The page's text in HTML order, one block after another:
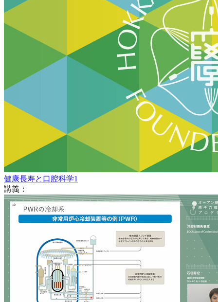
健康長寿と口腔科学1
講義：